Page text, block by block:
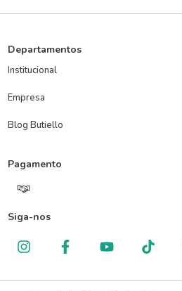
Departamentos
Institucional
Empresa
Blog Butiello
Pagamento
Siga-nos